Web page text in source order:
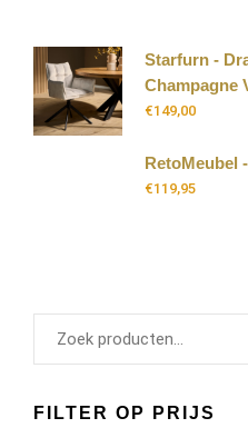
Starfurn -
Champagne
€149,00
RetoMeubel
€119,95
FILTER OP PRIJS